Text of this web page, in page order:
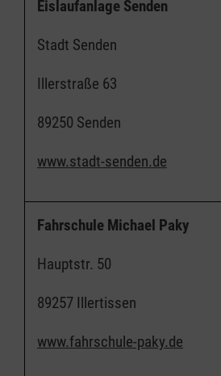
Eislaufanlage Senden
Stadt Senden
Illerstraße 63
89250 Senden
www.stadt-senden.de
Fahrschule Michael Paky
Hauptstr. 50
89257 Illertissen
www.fahrschule-paky.de